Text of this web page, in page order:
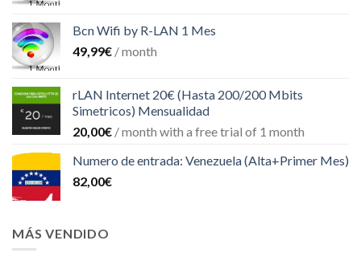
Bcn Wifi by R-LAN 1 Mes
49,99€ / month
rLAN Internet 20€ (Hasta 200/200 Mbits
Simetricos) Mensualidad
20,00€ / month with a free trial of 1 month
Numero de entrada: Venezuela (Alta+Primer Mes)
82,00€
MÁS VENDIDO